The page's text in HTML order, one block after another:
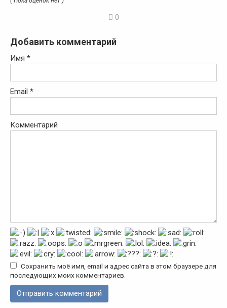
0
Добавить комментарий
Имя *
Email *
Комментарий
Сохранить моё имя, email и адрес сайта в этом браузере для
последующих моих комментариев.